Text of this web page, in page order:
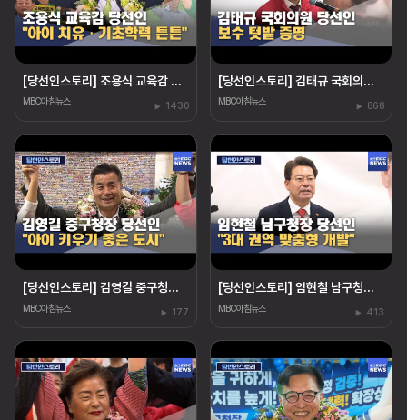
[당선인스토리] 조용식 교육감 당선인‥"아이 치유"
MBC아침뉴스 1430
[당선인스토리] 김태규 국회의원 당선인‥"울산 발전"
MBC아침뉴스 868
[당선인스토리] 김영길 중구청장 당선인 "아이 키우기 좋은 도시"
MBC아침뉴스 177
[당선인스토리] 임현철 남구청장 당선인‥"권역 개발"
MBC아침뉴스 413